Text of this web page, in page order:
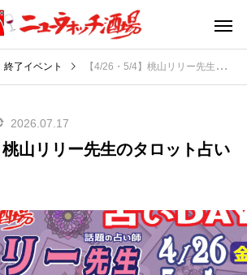
終了イベント 【4/26・5/4】桃山リリー先生のタロット占いDAY
2026.07.17
桃山リリー先生のタロット占い